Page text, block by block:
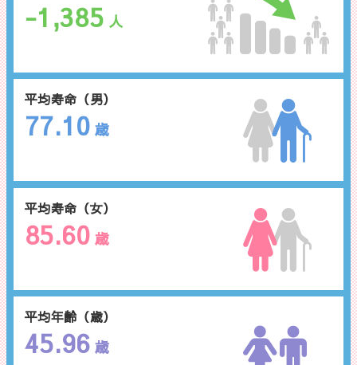
平均寿命（男）
77.10 歳
平均年齢（歳）
45.96 歳
-1,385 人
平均寿命（女）
85.60 歳